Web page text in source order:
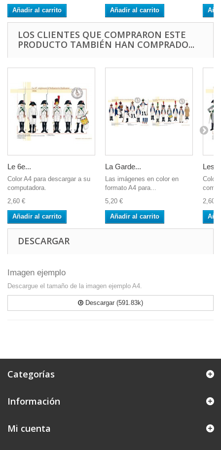
Añadir al carrito Añadir al carrito
LOS CLIENTES QUE COMPRARON ESTE
PRODUCTO TAMBIÉN HAN COMPRADO...
Le 6e...
Color A4 para descargar a su
computadora.
2,60 €
Añadir al carrito
La Garde...
Las imágenes en color en
formato A4 para...
5,20 €
Añadir al carrito
Les
Color
2,60 €
DESCARGAR
Imagen ejemplo
Descargue el tamaño de la imagen ejemplo A4.
Descargar (591.83k)
Categorías
Información
Mi cuenta